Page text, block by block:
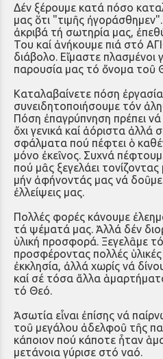
Δέν ξέρουμε κατά πόσο
μας ὅτι "τιμῆς
ἀκριβά τή σωτηρία μας,
Του καί ἀνήκουμε πιά στό
διάβολο. Εἴμαστε πλασμένοι
παρουσία μας τό ὄνομα τοῦ
Καταλαβαίνετε πόση
συνειδητοποιήσουμε τόν
Πόση ἐπαγρύπνηση πρέπει
ὄχι γενικά καί ἀόριστα ἀλλά
σφάλματα πού πέφτει ὁ
μόνο ἐκεῖνος. Συχνά
πού μᾶς ξεγελάει
μήν ἀφήνοντάς μας νά
ἐλλείψεις μας.
Πολλές φορές κάνουμε
τά ψέματά μας. Ἀλλά δέν
ὑλική προσφορά. Ξεγελᾶμε
προσφέροντας πολλές
ἐκκλησία, ἀλλά χωρίς νά
καί σέ τόσα ἄλλα
τό Θεό.
Ἀσωτία εἶναι ἐπίσης νά
τοῦ μεγάλου ἀδελφοῦ τῆς
κάποιον πού κάποτε ἦταν
μετάνοια γύρισε στό ναό.